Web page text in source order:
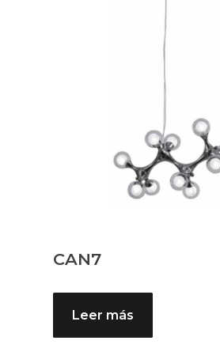
CAN7
Leer más